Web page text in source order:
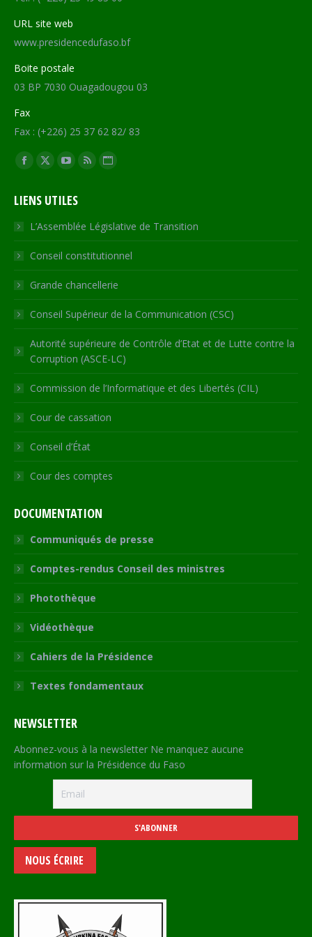
URL site web
www.presidencedufaso.bf
Boite postale
03 BP 7030 Ouagadougou 03
Fax
Fax : (+226) 25 37 62 82/ 83
Trouvez nous sur :
Facebook
opens
in
new
window
X
opens
in
new
window
YouTube
opens
in
new
window
RSS
in
new
window
Site
opens
in
new
LIENS UTILES
L’Assemblée Législative de Transition
Conseil constitutionnel
Grande chancellerie
Conseil Supérieur de la Communication (CSC)
Autorité supérieure de Contrôle d’Etat et de Lutte contre la
Corruption (ASCE-LC)
Commission de l’Informatique et des Libertés (CIL)
Cour de cassation
Conseil d’État
Cour des comptes
DOCUMENTATION
Communiqués de presse
Comptes-rendus Conseil des ministres
Photothèque
Vidéothèque
Cahiers de la Présidence
Textes fondamentaux
NEWSLETTER
Abonnez-vous à la newsletter Ne manquez aucune
information sur la Présidence du Faso
NOUS ÉCRIRE